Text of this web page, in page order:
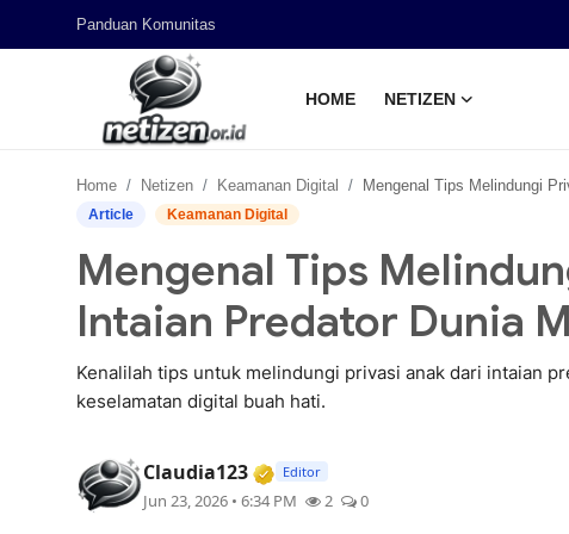
Panduan Komunitas
HOME NETIZEN
Panduan Komunitas
Home Netizen Keamanan Digital Mengenal Tips Melindungi Privasi Anak dari Intaian
Article Keamanan Digital
Mengenal Tips
Intaian Predator Dunia
Kenalilah tips untuk melindungi privasi anak dari intaian
keselamatan digital buah hati.
Claudia123 Verified Media or Organization
Editor
Jun 23, 2026 • 6:34 PM 2 0